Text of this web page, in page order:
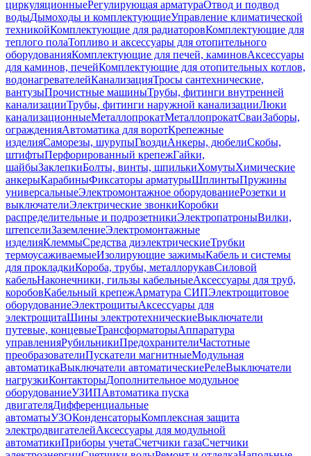
циркуляционныеРегулирующая арматураОтвод и подвод
водыДымоходы и комплектующиеУправление климатической
техникойКомплектующие для радиаторовКомплектующие для
теплого полаТопливо и аксессуары для отопительного
оборудованияКомплектующие для печей, каминовАксессуары
для каминов, печейКомплектующие для отопительных котлов,
водонагревателейКанализацияТросы сантехнические,
вантузыПрочистные машиныТрубы, фитинги внутренней
канализацииТрубы, фитинги наружной канализацииЛюки
канализационныеМеталлопрокатМеталлопрокатСваиЗаборы,
огражденияАвтоматика для воротКрепежные
изделияСаморезы, шурупыГвоздиАнкеры, дюбелиСкобы,
штифтыПерфорированный крепежГайки,
шайбыЗаклепкиБолты, винты, шпилькиХомутыХимические
анкерыКарабиныФиксаторы арматурыШплинтыПружины
универсальныеЭлектромонтажное оборудованиеРозетки и
выключателиЭлектрические звонкиКоробки
распределительные и подрозетникиЭлектропатроныВилки,
штепселиЗаземлениеЭлектромонтажные
изделияКлеммыСредства диэлектрическиеТрубки
термоусаживаемыеИзолирующие зажимыКабель и системы
для прокладкиКороба, трубы, металлорукавСиловой
кабельНаконечники, гильзы кабельныеАксессуары для труб,
коробовКабельный крепежАрматура СИПЭлектрощитовое
оборудованиеЭлектрощитыАксессуары для
электрощитаШины электротехническиеВыключатели
путевые, концевыеТрансформаторыАппаратура
управленияРубильникиПредохранителиЧастотные
преобразователиПускатели магнитныеМодульная
автоматикаВыключатели автоматическиеРелеВыключатели
нагрузкиКонтакторыДополнительное модульное
оборудованиеУЗИПАвтоматика пуска
двигателяДифференциальные
автоматыУЗОКонденсаторыКомплексная защита
электродвигателейАксессуары для модульной
автоматикиПриборы учетаСчетчики газаСчетчики